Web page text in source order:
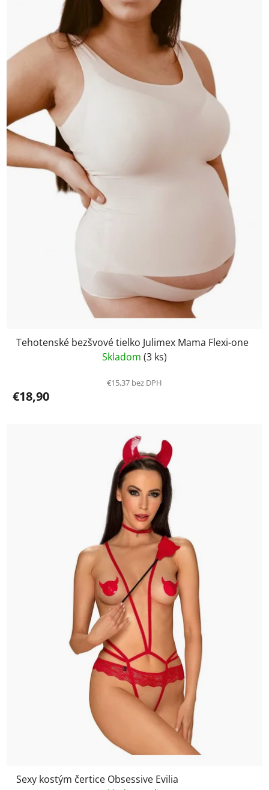
Tehotenské bezšvové tielko Julimex Mama Flexi-one
Skladom (3 ks)
€15,37 bez DPH
€18,90
Sexy kostým čertice Obsessive Evilia